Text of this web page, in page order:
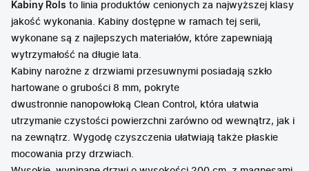
Kabiny Rols to linia produktów cenionych za najwyższej klasy
jakość wykonania. Kabiny dostępne w ramach tej serii,
wykonane są z najlepszych materiałów, które zapewniają
wytrzymałość na długie lata.
Kabiny narożne z drzwiami przesuwnymi posiadają szkło
hartowane o grubości 8 mm, pokryte
dwustronnie nanopowłoką Clean Control , która ułatwia
utrzymanie czystości powierzchni zarówno od wewnątrz, jak i
na zewnątrz. Wygodę czyszczenia ułatwiają także płaskie
mocowania przy drzwiach.